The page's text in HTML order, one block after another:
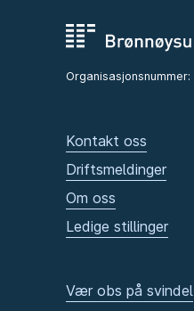
Organisasjonsnummer:
Kontakt oss
Driftsmeldinger
Om oss
Ledige stillinger
Vær obs på svindel